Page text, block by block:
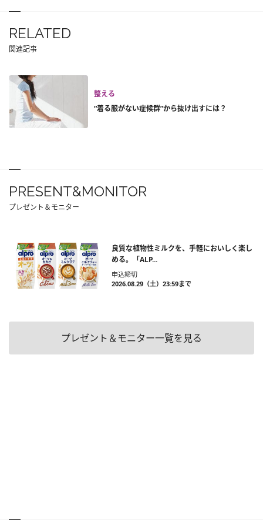
RELATED
関連記事
整える
“着る服がない症候群”から抜け出すには？
PRESENT&MONITOR
プレゼント＆モニター
良質な植物性ミルクを、手軽においしく楽し
める。「ALP...
申込締切
2026.08.29（土）23:59まで
プレゼント＆モニター一覧を見る